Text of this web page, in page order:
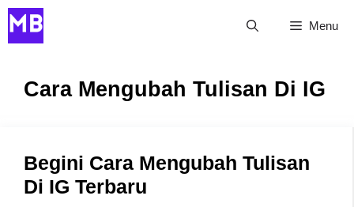
Skip
to
Menu
Cara Mengubah Tulisan Di IG
Begini Cara Mengubah Tulisan
Di IG Terbaru